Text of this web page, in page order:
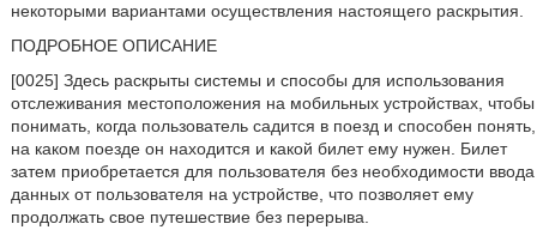
некоторыми вариантами осуществления настоящего раскрытия.
ПОДРОБНОЕ ОПИСАНИЕ
[0025] Здесь раскрыты системы и способы для использования
отслеживания местоположения на мобильных устройствах, чтобы
понимать, когда пользователь садится в поезд и способен понять,
на каком поезде он находится и какой билет ему нужен. Билет
затем приобретается для пользователя без необходимости ввода
данных от пользователя на устройстве, что позволяет ему
продолжать свое путешествие без перерыва.